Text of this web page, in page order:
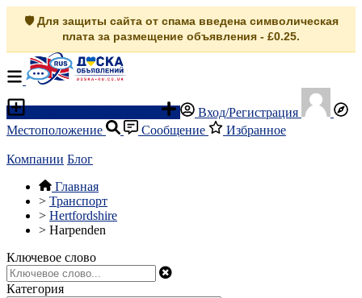
🛡️ Для защиты сайта от спама введена символическая
плата за размещение объявления - £0.25.
Вход/Регистрация
Местоположение
Сообщение Избранное
Компании Блог
Главная
> Транспорт
> Hertfordshire
> Harpenden
Ключевое слово
Категория